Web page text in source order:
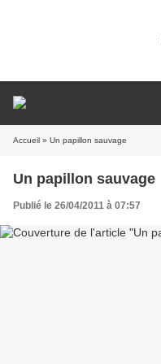
Accueil » Un papillon sauvage
Un papillon sauvage
Publié le 26/04/2011 à 07:57